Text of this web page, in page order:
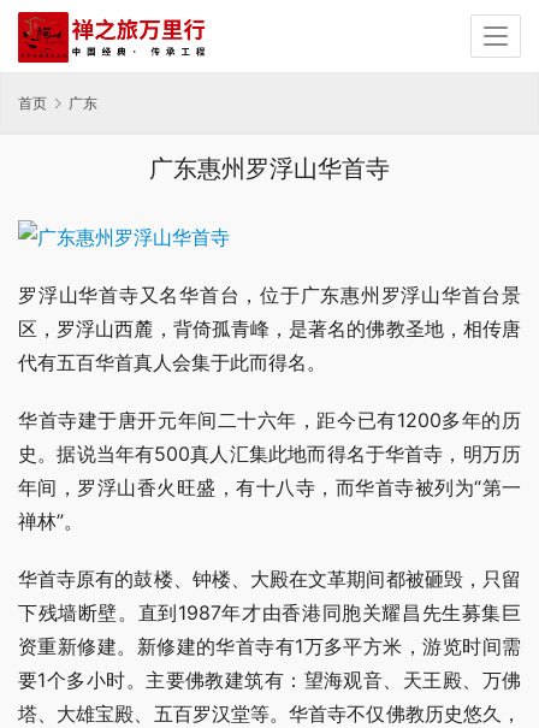
首页 广东
广东惠州罗浮山华首寺
罗浮山华首寺又名华首台，位于广东惠州罗浮山华首台景
区，罗浮山西麓，背倚孤青峰，是著名的佛教圣地，相传唐
代有五百华首真人会集于此而得名。
华首寺建于唐开元年间二十六年，距今已有1200多年的历
史。据说当年有500真人汇集此地而得名于华首寺，明万历
年间，罗浮山香火旺盛，有十八寺，而华首寺被列为“第一
禅林”。
华首寺原有的鼓楼、钟楼、大殿在文革期间都被砸毁，只留
下残墙断壁。直到1987年才由香港同胞关耀昌先生募集巨
资重新修建。新修建的华首寺有1万多平方米，游览时间需
要1个多小时。主要佛教建筑有：望海观音、天王殿、万佛
塔、大雄宝殿、五百罗汉堂等。华首寺不仅佛教历史悠久，